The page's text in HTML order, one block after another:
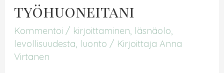
työhuoneitani
Kommentoi / kirjoittaminen, läsnäolo,
levollisuudesta, luonto / KirjoittajaAnna
Virtanen